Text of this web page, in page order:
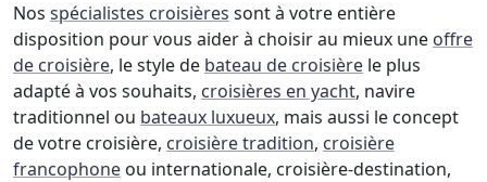
Nos spécialistes croisières sont à votre entière
disposition pour vous aider à choisir au mieux une offre
de croisière, le style de bateau de croisière le plus
adapté à vos souhaits, croisières en yacht, navire
traditionnel ou bateaux luxueux, mais aussi le concept
de votre croisière, croisière tradition, croisière
francophone ou internationale, croisière-destination,